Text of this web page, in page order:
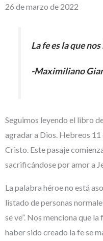
26 de marzo de 2022
La fe es la que
-Maximiliano
Seguimos leyendo el libro
agradar a Dios. Hebreos 11
Cristo. Este pasaje
sacrificándose por amor a
La palabra héroe no está
listado de personas
se ve”. Nos menciona que
haber sido creado la fe se